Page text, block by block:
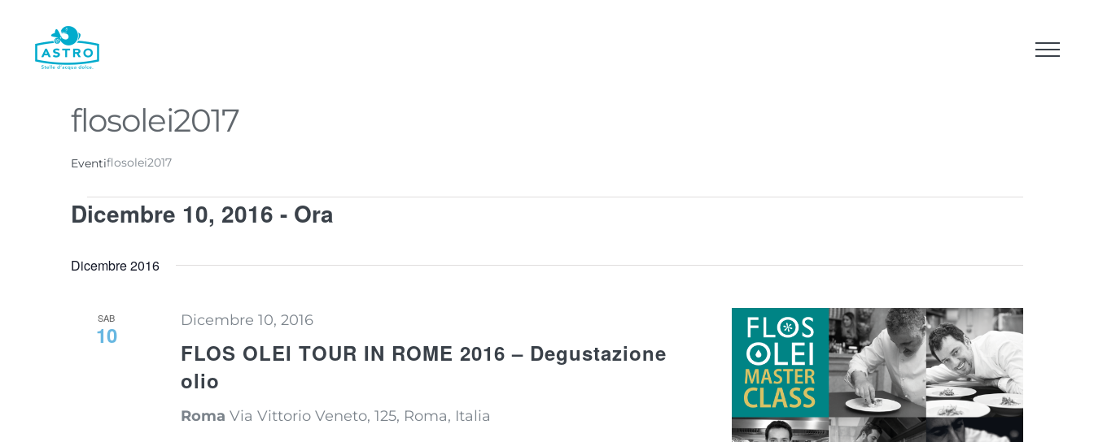
contenuto
flosolei2017
Eventiflosolei2017
Eventi
Dicembre 10, 2016 - Ora
la
Dicembre 2016
SAB
10
FLOS OLEI TOUR IN ROME 2016 – Degustazione
olio
Dicembre 10, 2016
RomaVia Vittorio Veneto, 125, Roma, Italia